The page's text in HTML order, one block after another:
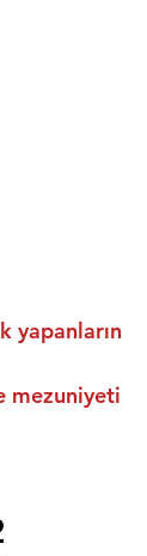
yapanların
mezuniyeti